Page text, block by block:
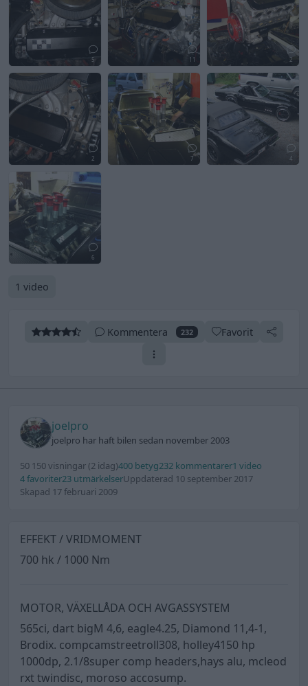
5 11 2
2 7 4
6
1 video
Kommentera 232 Favorit
joelpro
joelpro har haft bilen sedan november 2003
50 150 visningar (2 idag)400 betyg232 kommentarer1 video
4 favoriter23 utmärkelserUppdaterad 10 september 2017
Skapad 17 februari 2009
EFFEKT / VRIDMOMENT
700 hk / 1000 Nm
MOTOR, VÄXELLÅDA OCH AVGASSYSTEM
565ci, dart bigM 4,6, eagle4.25, Diamond 11,4-1,
Brodix. compcamstreetroll308, holley4150 hp
1000dp, 2.1/8super comp headers,hays alu, mcleod
rxt twindisc, moroso accosump.